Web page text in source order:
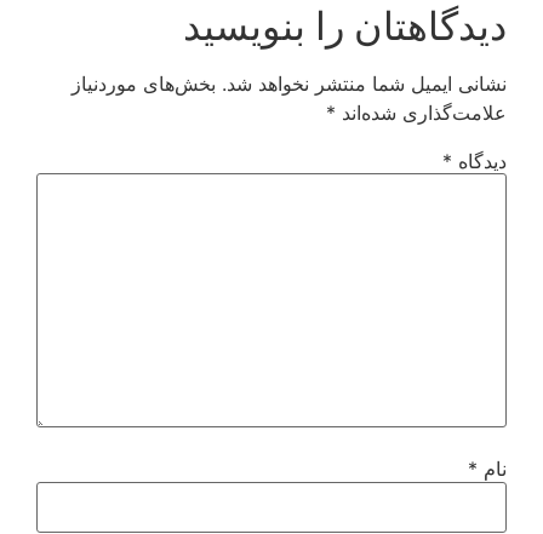
دیدگاهتان را بنویسید
نشانی ایمیل شما منتشر نخواهد شد. بخش‌های موردنیاز
علامت‌گذاری شده‌اند *
دیدگاه *
نام *